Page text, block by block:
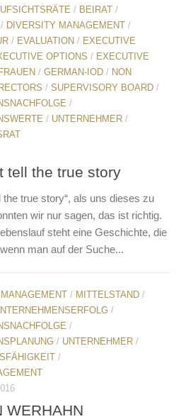
/ BEIRAT /
/ DIVERSITY MANAGEMENT /
/ EVALUATION / EXECUTIVE
OPTIONS / EXECUTIVE
FRAUEN / GERMAN-IOD / NON
/ SUPERVISORY BOARD /
/
/ UNTERNEHMER /
tell the true story
the true story“, als uns dieses zu
wir nur sagen, das ist richtig.
steht eine Geschichte, die
man auf der Suche...
MANAGEMENT / MITTELSTAND /
/
/
/ UNTERNEHMER /
/
WERHAHN